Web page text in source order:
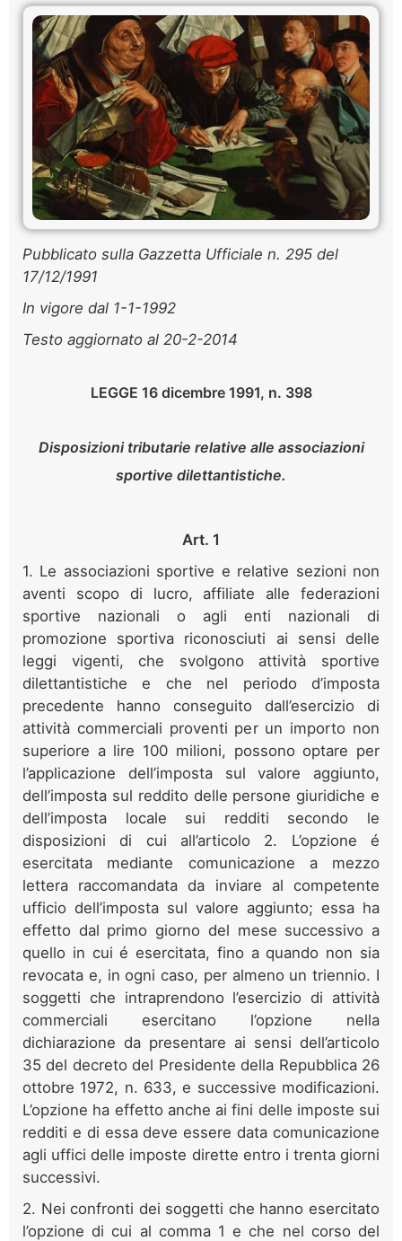
Pubblicato sulla Gazzetta Ufficiale n. 295 del
17/12/1991
In vigore dal 1-1-1992
Testo aggiornato al 20-2-2014
LEGGE 16 dicembre 1991, n. 398
Disposizioni tributarie relative alle associazioni
sportive dilettantistiche.
Art. 1
1. Le associazioni sportive e relative sezioni non
aventi scopo di lucro, affiliate alle federazioni
sportive nazionali o agli enti nazionali di
promozione sportiva riconosciuti ai sensi delle
leggi vigenti, che svolgono attività sportive
dilettantistiche e che nel periodo d’imposta
precedente hanno conseguito dall’esercizio di
attività commerciali proventi per un importo non
superiore a lire 100 milioni, possono optare per
l’applicazione dell’imposta sul valore aggiunto,
dell’imposta sul reddito delle persone giuridiche e
dell’imposta locale sui redditi secondo le
disposizioni di cui all’articolo 2. L’opzione é
esercitata mediante comunicazione a mezzo
lettera raccomandata da inviare al competente
ufficio dell’imposta sul valore aggiunto; essa ha
effetto dal primo giorno del mese successivo a
quello in cui é esercitata, fino a quando non sia
revocata e, in ogni caso, per almeno un triennio. I
soggetti che intraprendono l’esercizio di attività
commerciali esercitano l’opzione nella
dichiarazione da presentare ai sensi dell’articolo
35 del decreto del Presidente della Repubblica 26
ottobre 1972, n. 633, e successive modificazioni.
L’opzione ha effetto anche ai fini delle imposte sui
redditi e di essa deve essere data comunicazione
agli uffici delle imposte dirette entro i trenta giorni
successivi.
2. Nei confronti dei soggetti che hanno esercitato
l’opzione di cui al comma 1 e che nel corso del